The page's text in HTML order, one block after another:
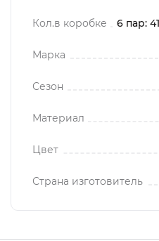
Кол.в коробке 6 пар:
Марка
Сезон
Материал
Цвет
Страна изготовитель